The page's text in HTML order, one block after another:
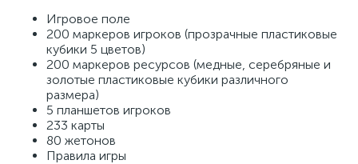
Игровое поле
200 маркеров игроков (прозрачные пластиковые
кубики 5 цветов)
200 маркеров ресурсов (медные, серебряные и
золотые пластиковые кубики различного
размера)
5 планшетов игроков
233 карты
80 жетонов
Правила игры